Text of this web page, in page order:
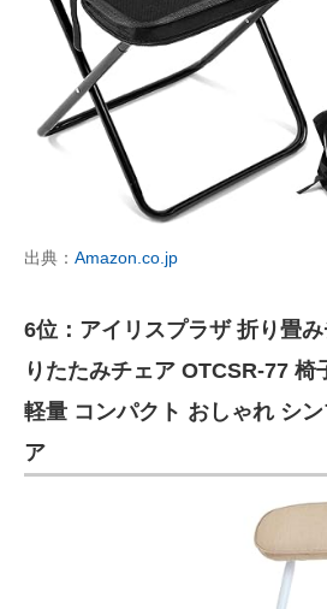
出典： Amazon.co.jp
6位：アイリスプラザ 折り畳
りたたみチェア OTCSR-77 椅
軽量 コンパクト おしゃれ シ
ア